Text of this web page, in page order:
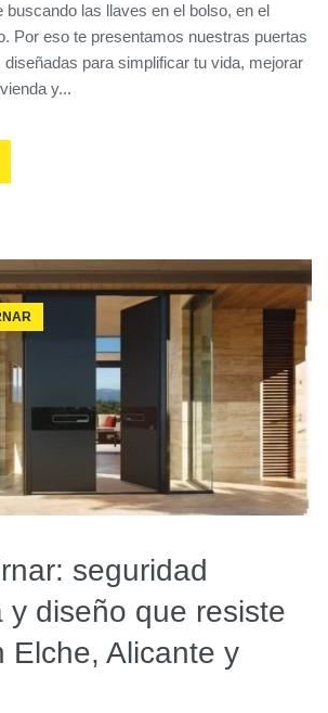
buscando las llaves en el bolso, en el
Por eso te presentamos nuestras puertas
diseñadas para simplificar tu vida, mejorar
y...
seguridad
y diseño que resiste
Elche, Alicante y